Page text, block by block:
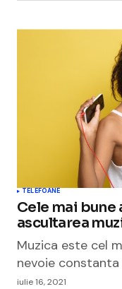
TELEFOANE
Cele mai
ascultarea
Muzica este cel
nevoie
iulie 16, 2021